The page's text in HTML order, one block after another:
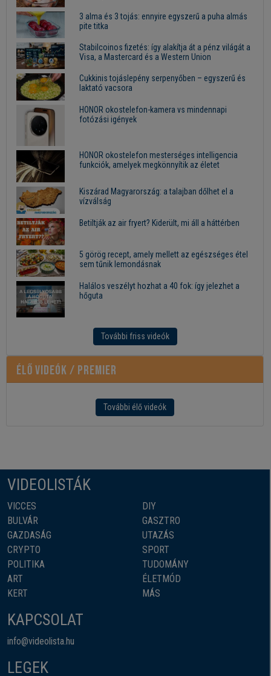
3 alma és 3 tojás: ennyire egyszerű a puha almás
pite titka
Stabilcoinos fizetés: így alakítja át a pénz világát a
Visa, a Mastercard és a Western Union
Cukkinis tojáslepény serpenyőben – egyszerű és
laktató vacsora
HONOR okostelefon-kamera vs mindennapi
fotózási igények
HONOR okostelefon mesterséges intelligencia
funkciók, amelyek megkönnyítik az életet
Kiszárad Magyarország: a talajban dőlhet el a
vízválság
Betiltják az air fryert? Kiderült, mi áll a háttérben
5 görög recept, amely mellett az egészséges étel
sem tűnik lemondásnak
Halálos veszélyt hozhat a 40 fok: így jelezhet a
hőguta
További friss videók
Élő videók / Premier
További élő videók
VIDEOLISTÁK
VICCES
BULVÁR
GAZDASÁG
CRYPTO
POLITIKA
ART
KERT
DIY
GASZTRO
UTAZÁS
SPORT
TUDOMÁNY
ÉLETMÓD
MÁS
KAPCSOLAT
info@videolista.hu
LEGEK